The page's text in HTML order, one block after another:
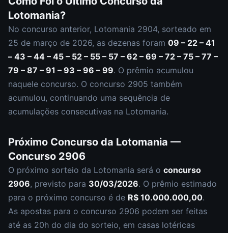
Lotomania?
No concurso anterior, Lotomania 2904, sorteado em
25 de março de 2026, as dezenas foram 09 – 22 – 41
– 43 – 44 – 45 – 52 – 55 – 57 – 62 – 69 – 72 – 75 – 77 –
79 – 87 – 91 – 93 – 96 – 99. O prêmio acumulou
naquele concurso. O concurso 2905 também
acumulou, continuando uma sequência de
acumulações consecutivas na Lotomania.
Próximo Concurso da Lotomania —
Concurso 2906
O próximo sorteio da Lotomania será o concurso
2906, previsto para 30/03/2026. O prêmio estimado
para o próximo concurso é de R$ 10.000.000,00.
As apostas para o concurso 2906 podem ser feitas
até as 20h do dia do sorteio, em casas lotéricas